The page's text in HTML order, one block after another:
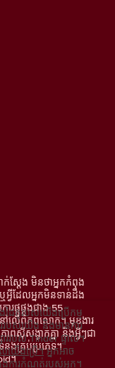
ក់ស្តែង មិនថាអ្នកកំពុង
វីដែលអ្នកមិនទាន់ដឹង
ផ្គូផ្គងជាង 55
លើពិភពលោក។ មុខងារ
ពស៊ីសង្វាក់គ្នា និងអ្វីៗជា
នងគ្រប់ប្រភេទ។
។
ៃគូរបស់យើងប្រើកម្ម
របស់យើង និងមានការ
ររបស់ Tinder ផ្ទាល់។
យើងប្រើ។ អ្នកអាច
ការកំណត់របស់អ្នក។